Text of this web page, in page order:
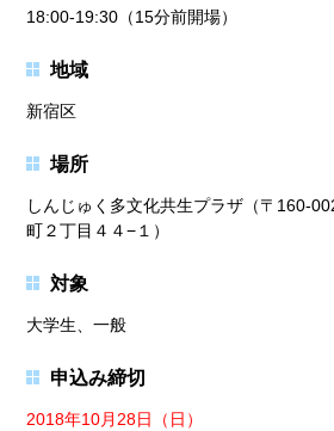
18:00-19:30（15分前開場）
地域
新宿区
場所
しんじゅく多文化共生プラザ（〒160-
町２丁目４４−１）
対象
大学生、一般
申込み締切
2018年10月28日（日）